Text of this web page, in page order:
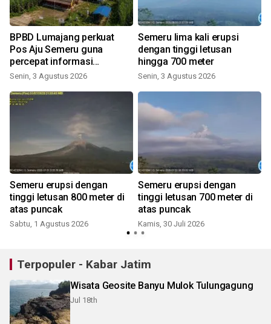
BPBD Lumajang perkuat
Pos Aju Semeru guna
percepat informasi
kebencanaan
Senin, 3 Agustus 2026
Semeru lima kali erupsi
dengan tinggi letusan
hingga 700 meter
Senin, 3 Agustus 2026
Semeru erupsi dengan
tinggi letusan 800 meter di
atas puncak
Sabtu, 1 Agustus 2026
Semeru erupsi dengan
tinggi letusan 700 meter di
atas puncak
Kamis, 30 Juli 2026
Terpopuler - Kabar Jatim
Wisata Geosite Banyu Mulok Tulungagung
Jul 18th